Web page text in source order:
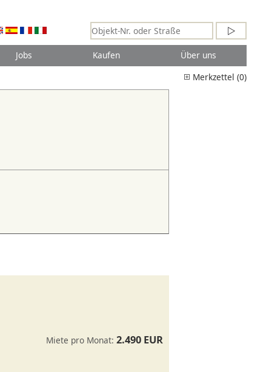
Jobs Kaufen
Über uns
Merkzettel (0)
Miete pro Monat: 2.490 EUR